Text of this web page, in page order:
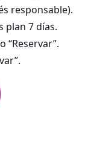
responsable).
plan 7 días.
“Reservar”.